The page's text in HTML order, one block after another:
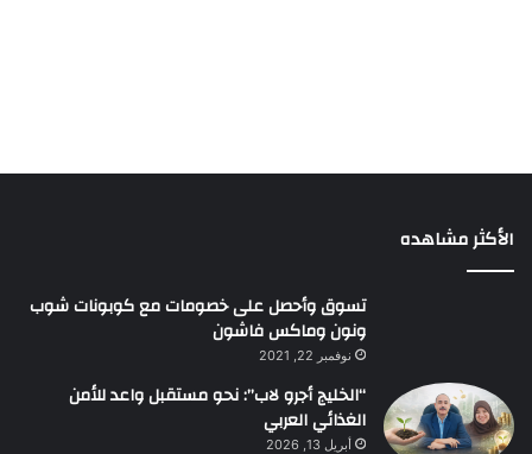
الأكثر مشاهده
تسوق وأحصل على خصومات مع كوبونات شوب
ونون وماكس فاشون
نوفمبر 22, 2021
“الخليج أجرو لاب”: نحو مستقبل واعد للأمن
الغذائي العربي
أبريل 13, 2026